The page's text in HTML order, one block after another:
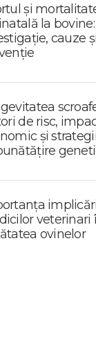
și
la bovine:
cauze și
de risc,
și
veterinari
ovinelor